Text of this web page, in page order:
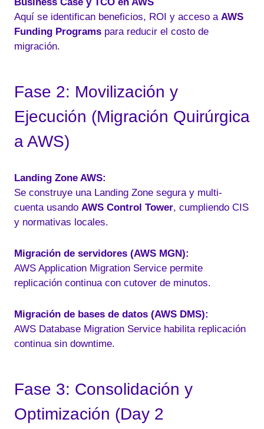
Aquí se identifican beneficios, ROI y acceso a AWS
Funding Programs para reducir el costo de
migración.
Fase 2: Movilización y
Ejecución (Migración Quirúrgica
a AWS)
Landing Zone AWS:
Se construye una Landing Zone segura y multi-
cuenta usando AWS Control Tower, cumpliendo CIS
y normativas locales.
Migración de servidores (AWS MGN):
AWS Application Migration Service permite
replicación continua con cutover de minutos.
Migración de bases de datos (AWS DMS):
AWS Database Migration Service habilita replicación
continua sin downtime.
Fase 3: Consolidación y
Optimización (Day 2